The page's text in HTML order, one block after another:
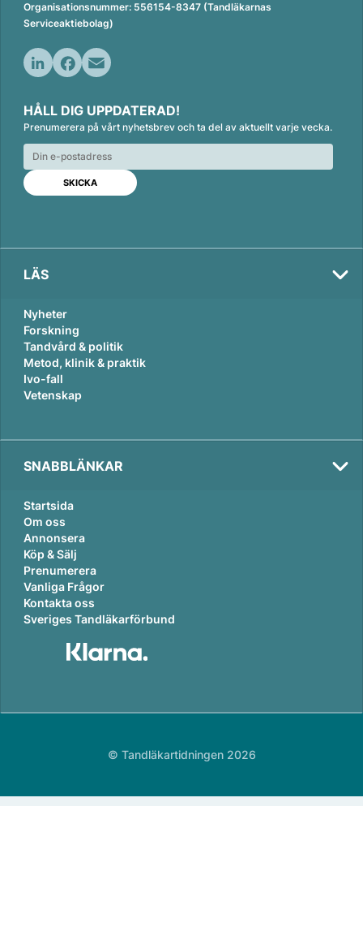
Organisationsnummer: 556154-8347 (Tandläkarnas
Serviceaktiebolag)
n
k
e
d
n
c
e
b
o
o
k
a
i
l
HÅLL DIG UPPDATERAD!
Prenumerera på vårt nyhetsbrev och ta del av aktuellt varje vecka.
LÄS
Nyheter
Forskning
Tandvård & politik
Metod, klinik & praktik
Ivo-fall
Vetenskap
SNABBLÄNKAR
Startsida
Om oss
Annonsera
Köp & Sälj
Prenumerera
Vanliga Frågor
Kontakta oss
Sveriges Tandläkarförbund
© Tandläkartidningen 2026